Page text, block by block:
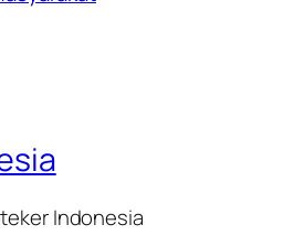
Indonesia